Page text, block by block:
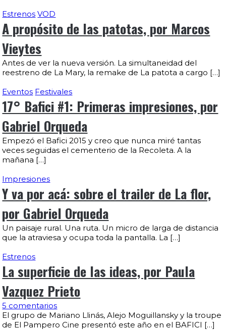
Estrenos VOD
A propósito de las patotas, por Marcos
Vieytes
Antes de ver la nueva versión. La simultaneidad del
reestreno de La Mary, la remake de La patota a cargo […]
Eventos Festivales
17° Bafici #1: Primeras impresiones, por
Gabriel Orqueda
Empezó el Bafici 2015 y creo que nunca miré tantas
veces seguidas el cementerio de la Recoleta. A la
mañana […]
Impresiones
Y va por acá: sobre el trailer de La flor,
por Gabriel Orqueda
Un paisaje rural. Una ruta. Un micro de larga de distancia
que la atraviesa y ocupa toda la pantalla. La […]
Estrenos
La superficie de las ideas, por Paula
Vazquez Prieto
5 comentarios
El grupo de Mariano Llinás, Alejo Moguillansky y la troupe
de El Pampero Cine presentó este año en el BAFICI […]